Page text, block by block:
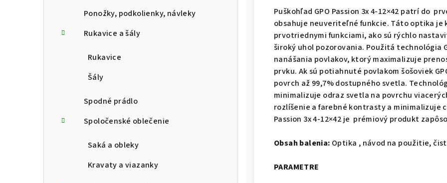
Ponožky, podkolienky, návleky
Rukavice a šály
Rukavice
Šály
Spodné prádlo
Spoločenské oblečenie
Saká a obleky
Kravaty a viazanky
Puškohľad GPO Passion 3x 4-12×42 patrí do
obsahuje neuveriteľné funkcie. Táto optika je
prvotriednymi funkciami, ako sú rýchlo
široký uhol pozorovania. Použitá technológia
nanášania povlakov, ktorý maximalizuje
prvku. Ak sú potiahnuté povlakom šošoviek
povrch až 99,7% dostupného svetla.
minimalizuje odraz svetla na povrchu
rozlíšenie a farebné kontrasty a minimalizuje
Passion 3x 4-12×42 je prémiový produkt
Obsah balenia: Optika , návod na použitie,
PARAMETRE